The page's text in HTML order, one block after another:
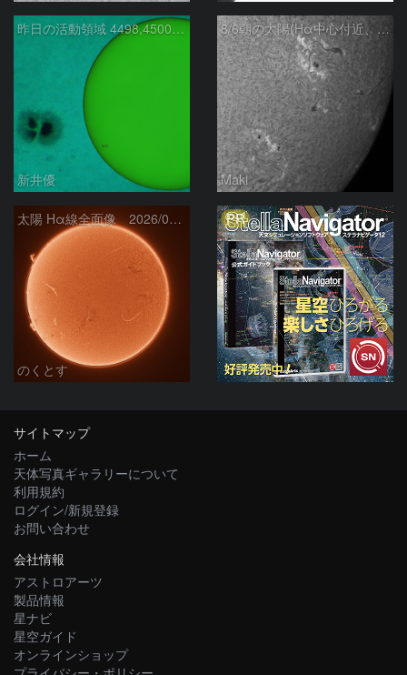
昨日の活動領域 4498,4500：2026/08/05
新井優
8/6朝の太陽(Hα中心付近、4498、4502付近)
Maki
太陽 Hα線全面像 2026/08/06
のくとす
PR
サイトマップ
ホーム
天体写真ギャラリーについて
利用規約
ログイン/新規登録
お問い合わせ
会社情報
アストロアーツ
製品情報
星ナビ
星空ガイド
オンラインショップ